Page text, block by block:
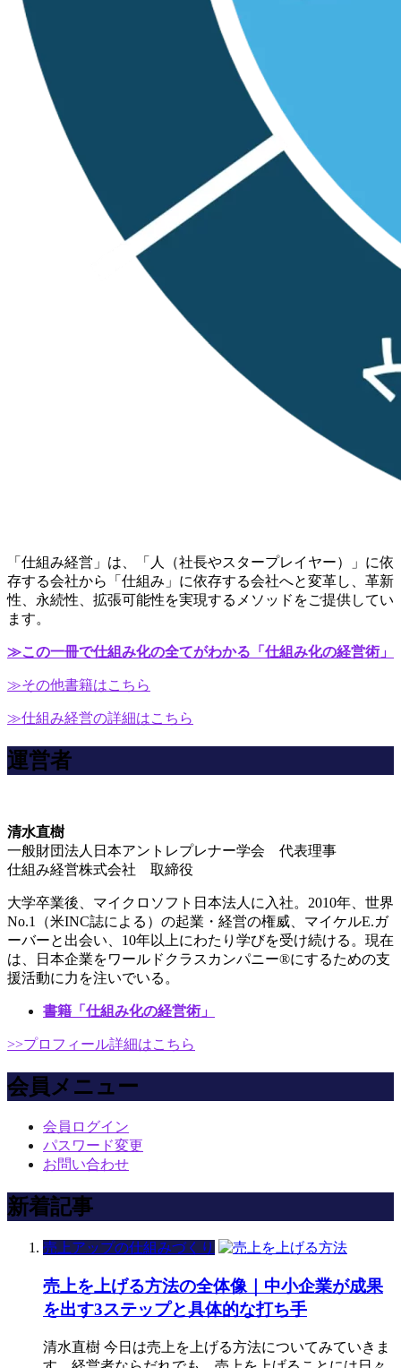
「仕組み経営」は、「人（社長やスタープレイヤー）」に依
存する会社から「仕組み」に依存する会社へと変革し、革新
性、永続性、拡張可能性を実現するメソッドをご提供してい
ます。
≫この一冊で仕組み化の全てがわかる「仕組み化の経営術」
≫その他書籍はこちら
≫仕組み経営の詳細はこちら
運営者
清水直樹
一般財団法人日本アントレプレナー学会 代表理事
仕組み経営株式会社 取締役
大学卒業後、マイクロソフト日本法人に入社。2010年、世界
No.1（米INC誌による）の起業・経営の権威、マイケルE.ガ
ーバーと出会い、10年以上にわたり学びを受け続ける。現在
は、日本企業をワールドクラスカンパニー®にするための支
援活動に力を注いでいる。
書籍「仕組み化の経営術」
>>プロフィール詳細はこちら
会員メニュー
会員ログイン
パスワード変更
お問い合わせ
新着記事
売上アップの仕組みづくり
売上を上げる方法の全体像｜中小企業が成果
を出す3ステップと具体的な打ち手
清水直樹 今日は売上を上げる方法についてみていきま